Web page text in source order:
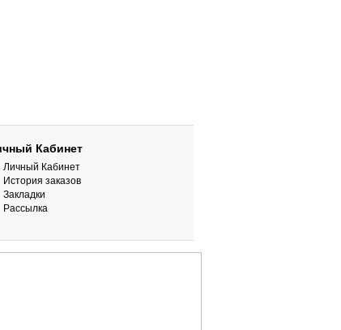
Кабинет
Личный Кабинет
История заказов
Закладки
Рассылка